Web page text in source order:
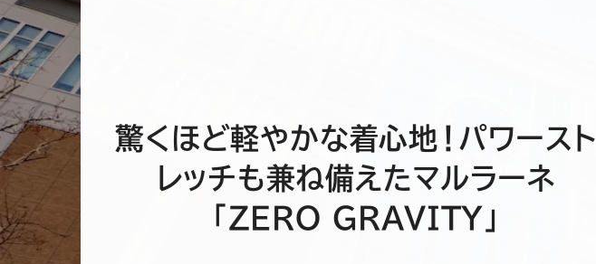
驚くほど軽やかな着心地！パワースト
レッチも兼ね備えたマルラーネ
「ZERO GRAVITY」